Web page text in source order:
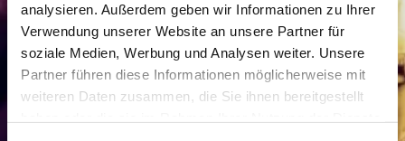
analysieren. Außerdem geben wir Informationen zu Ihrer
Verwendung unserer Website an unsere Partner für
soziale Medien, Werbung und Analysen weiter. Unsere
Partner führen diese Informationen möglicherweise mit
weiteren Daten zusammen, die Sie ihnen bereitgestellt